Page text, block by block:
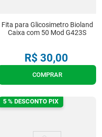
Fita para Glicosimetro Bioland
Caixa com 50 Mod G423S
R$ 30,00
COMPRAR
5 % DESCONTO PIX